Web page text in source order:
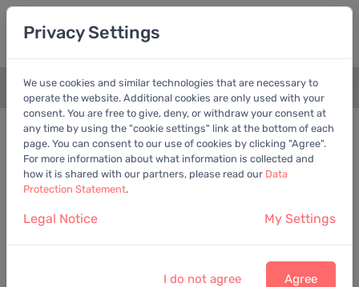
+
Bewertungschart Dividende
Empfohlen: EV/EBITDA
Elmos Semiconductor SE
Letzter Kurs:146,00 EURvom7.8.2026
Privacy Settings
We use cookies and similar technologies that are necessary to
operate the website. Additional cookies are only used with your
consent. You are free to give, deny, or withdraw your consent at
any time by using the "cookie settings" link at the bottom of each
page. You can consent to our use of cookies by clicking "Agree".
For more information about what information is collected and
how it is shared with our partners, please read our Data
Protection Statement.
Legal Notice My Settings
I do not agree Agree